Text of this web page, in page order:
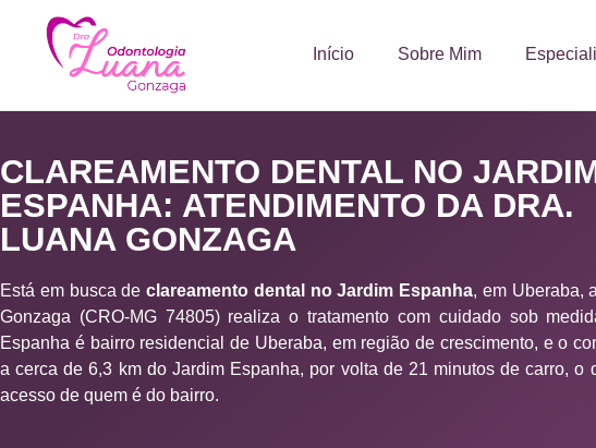
Início Sobre Mim
CLAREAMENTO DENTAL NO
ESPANHA: ATENDIMENTO DA DRA.
LUANA GONZAGA
Está em busca declareamento dental no Jardim Espanha, em Uberaba,
Gonzaga (CRO-MG 74805) realiza o tratamento com cuidado sob
Espanha é bairro residencial de Uberaba, em região de crescimento, e o
a cerca de 6,3 km do Jardim Espanha, por volta de 21 minutos de carro, o
acesso de quem é do bairro.